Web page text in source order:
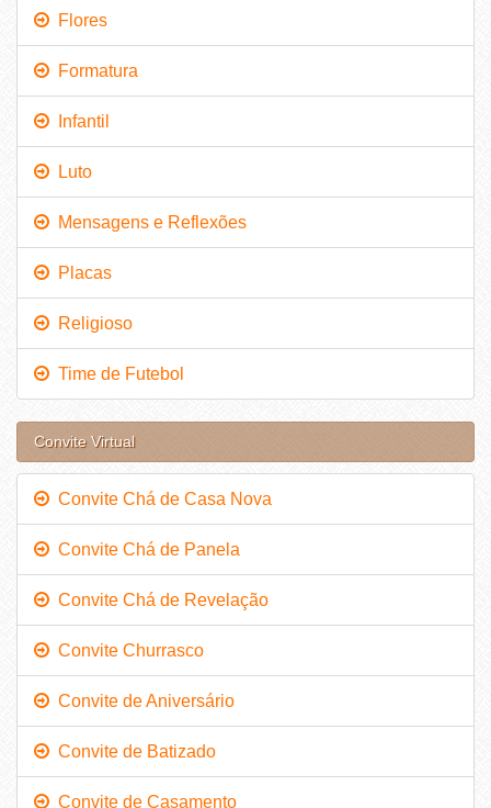
Flores
Formatura
Infantil
Luto
Mensagens e Reflexões
Placas
Religioso
Time de Futebol
Convite Virtual
Convite Chá de Casa Nova
Convite Chá de Panela
Convite Chá de Revelação
Convite Churrasco
Convite de Aniversário
Convite de Batizado
Convite de Casamento